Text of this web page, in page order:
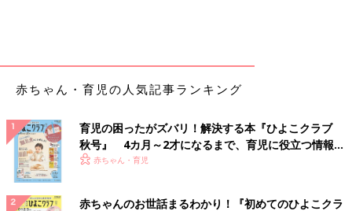
赤ちゃん・育児の人気記事ランキング
育児の困ったがズバリ！解決する本『ひよこクラブ
秋号』 4カ月～2才になるまで、育児に役立つ情報が
いっぱい！
赤ちゃん・育児
赤ちゃんのお世話まるわかり！『初めてのひよこクラ